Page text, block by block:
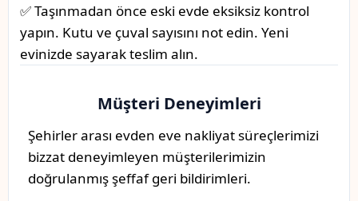
✅ Taşınmadan önce eski evde eksiksiz kontrol
yapın. Kutu ve çuval sayısını not edin. Yeni
evinizde sayarak teslim alın.
Müşteri Deneyimleri
Şehirler arası evden eve nakliyat süreçlerimizi
bizzat deneyimleyen müşterilerimizin
doğrulanmış şeffaf geri bildirimleri.